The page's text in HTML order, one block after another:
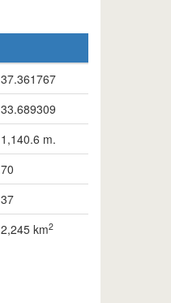
37.361767
33.689309
1,140.6 m.
70
37
2,245 km2